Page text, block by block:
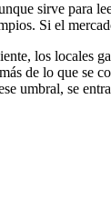
sirve para
Si el
los locales
de lo que se
umbral, se